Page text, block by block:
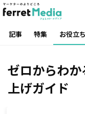
記事 特集 お役立
ゼロからわか
上げガイド